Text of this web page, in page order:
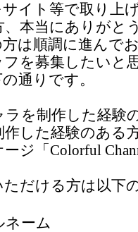
イト等で取り上
、本当にありがと
は順調に進んで
を募集したいと
通りです。
を制作した経験
作した経験のある
ージ「Colorful
ただける方は以下
ネーム